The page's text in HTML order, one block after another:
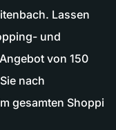
Lassen
und
von 150
nach
gesamten Shoppi